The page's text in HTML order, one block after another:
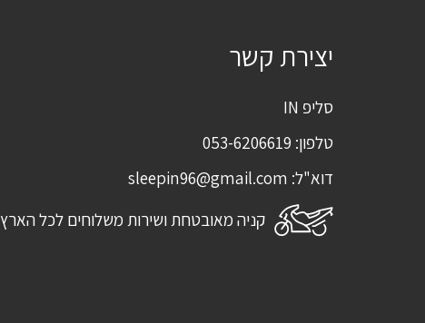
יצירת קשר
סליפ IN
טלפון: 053-6206619
דוא"ל: sleepin96@gmail.com
קניה מאובטחת ושירות משלוחים לכל הארץ